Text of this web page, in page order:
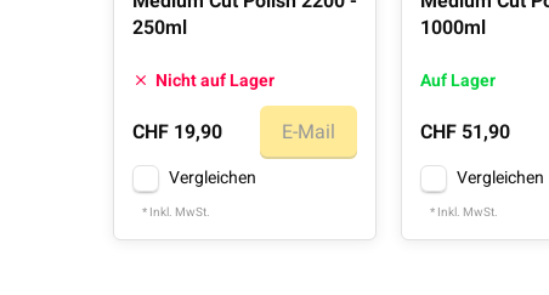
250ml
Nicht auf Lager
CHF 19,90 E-Mail
Vergleichen
* Inkl. MwSt.
1000ml
Auf Lager
CHF 51,90
Vergleichen
* Inkl. MwSt.